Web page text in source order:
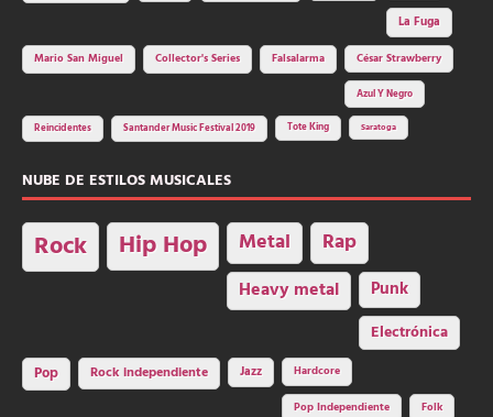
La Fuga
Mario San Miguel
Collector's Series Falsalarma César Strawberry
Azul Y Negro
Reincidentes Santander Music Festival 2019 Tote King Saratoga
NUBE DE ESTILOS MUSICALES
Rock Hip Hop Metal Rap
Heavy metal Punk
Electrónica
Pop Rock independiente Jazz Hardcore
Pop Independiente Folk